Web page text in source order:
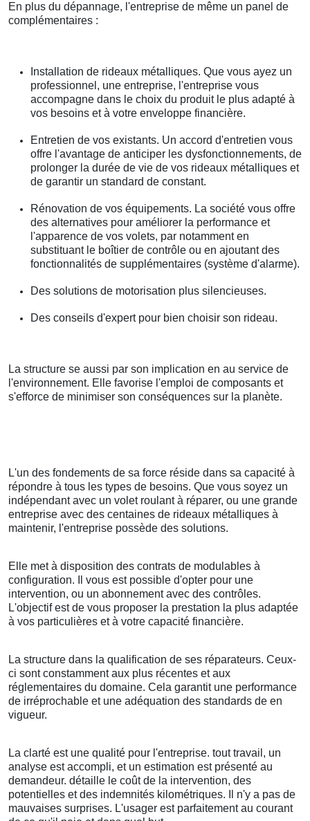
En plus du dépannage, l'entreprise de même un panel de
complémentaires :
Installation de rideaux métalliques. Que vous ayez un
professionnel, une entreprise, l'entreprise vous
accompagne dans le choix du produit le plus adapté à
vos besoins et à votre enveloppe financière.
Entretien de vos existants. Un accord d'entretien vous
offre l'avantage de anticiper les dysfonctionnements, de
prolonger la durée de vie de vos rideaux métalliques et
de garantir un standard de constant.
Rénovation de vos équipements. La société vous offre
des alternatives pour améliorer la performance et
l'apparence de vos volets, par notamment en
substituant le boîtier de contrôle ou en ajoutant des
fonctionnalités de supplémentaires (système d'alarme).
Des solutions de motorisation plus silencieuses.
Des conseils d'expert pour bien choisir son rideau.
La structure se aussi par son implication en au service de
l'environnement. Elle favorise l'emploi de composants et
s'efforce de minimiser son conséquences sur la planète.
L'un des fondements de sa force réside dans sa capacité à
répondre à tous les types de besoins. Que vous soyez un
indépendant avec un volet roulant à réparer, ou une grande
entreprise avec des centaines de rideaux métalliques à
maintenir, l'entreprise possède des solutions.
Elle met à disposition des contrats de modulables à
configuration. Il vous est possible d'opter pour une
intervention, ou un abonnement avec des contrôles.
L'objectif est de vous proposer la prestation la plus adaptée
à vos particulières et à votre capacité financière.
La structure dans la qualification de ses réparateurs. Ceux-
ci sont constamment aux plus récentes et aux
réglementaires du domaine. Cela garantit une performance
de irréprochable et une adéquation des standards de en
vigueur.
La clarté est une qualité pour l'entreprise. tout travail, un
analyse est accompli, et un estimation est présenté au
demandeur. détaille le coût de la intervention, des
potentielles et des indemnités kilométriques. Il n'y a pas de
mauvaises surprises. L'usager est parfaitement au courant